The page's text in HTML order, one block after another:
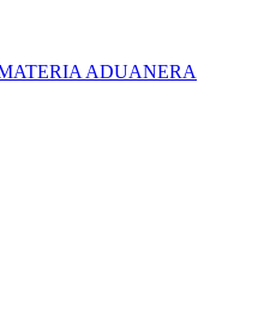
ADUANERA